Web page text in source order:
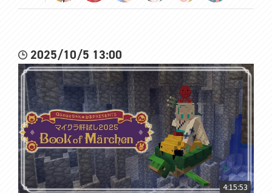
2025/10/5 13:00
4:15:53